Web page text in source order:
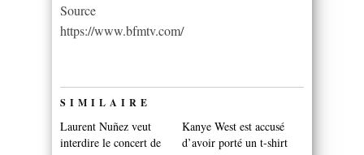
Source
https://www.bfmtv.com/
SIMILAIRE
Laurent Nuñez veut
interdire le concert de
Kanye West est accusé
d’avoir porté un t-shirt